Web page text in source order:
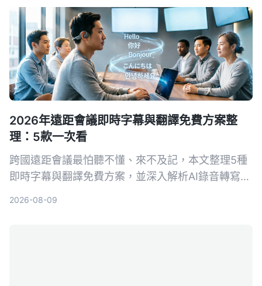
2026年遠距會議即時字幕與翻譯免費方案整
理：5款一次看
跨國遠距會議最怕聽不懂、來不及記，本文整理5種
即時字幕與翻譯免費方案，並深入解析AI錄音轉寫工
2026-08-09